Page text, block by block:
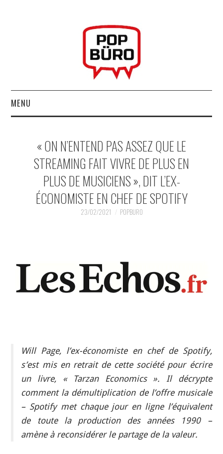
MENU
MUSIQUESACTUELLES.NET
GABBA GABBA HEY !
LES LABELS
« ON N’ENTEND PAS ASSEZ QUE LE
STREAMING FAIT VIVRE DE PLUS EN
PLUS DE MUSICIENS », DIT L’EX-
ÉCONOMISTE EN CHEF DE SPOTIFY
23/02/2021 POPBURO
Will Page, l’ex-économiste en chef de Spotify,
s’est mis en retrait de cette société pour écrire
un livre, « Tarzan Economics ». Il décrypte
comment la démultiplication de l’offre musicale
– Spotify met chaque jour en ligne l’équivalent
de toute la production des années 1990 –
amène à reconsidérer le partage de la valeur.